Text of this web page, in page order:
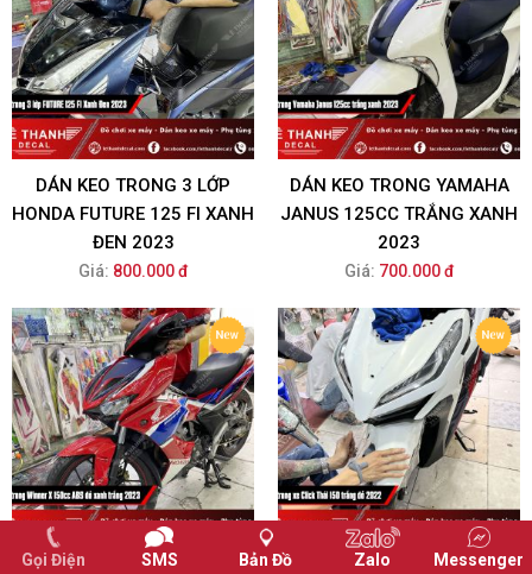
DÁN KEO TRONG 3 LỚP
HONDA FUTURE 125 FI XANH
ĐEN 2023
Giá: 800.000 đ
DÁN KEO TRONG YAMAHA
JANUS 125CC TRẮNG XANH
2023
Giá: 700.000 đ
Gọi Điện SMS Bản Đồ Zalo Messenger